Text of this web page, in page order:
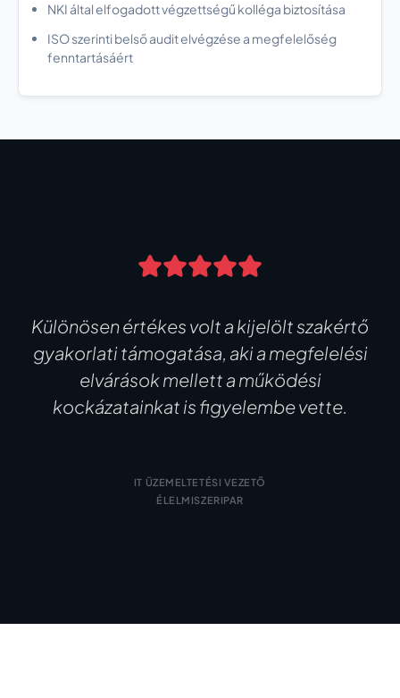
NKI által elfogadott végzettségű kolléga biztosítása
ISO szerinti belső audit elvégzése a megfelelőség
fenntartásáért
Különösen értékes volt a kijelölt szakértő
gyakorlati támogatása, aki a megfelelési
elvárások mellett a működési
kockázatainkat is figyelembe vette.
IT ÜZEMELTETÉSI VEZETŐ
ÉLELMISZERIPAR